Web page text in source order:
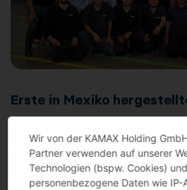
Erste in Mexiko
Produktionsstandort in Mexiko. Fast
Spatenstich in León sind vor kurzem
der Presse gelaufen.
Wir von der KAMAX Holding
Partner verwenden auf unserer
Technologien (bspw. Cookies)
personenbezogene Daten wie IP-